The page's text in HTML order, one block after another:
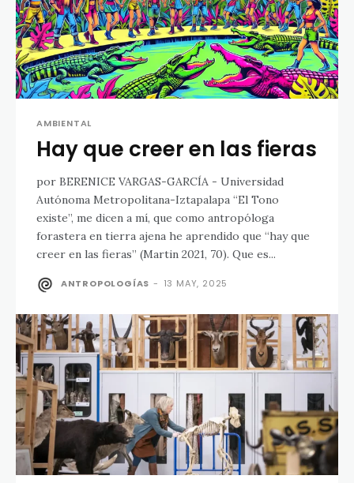
AMBIENTAL
Hay que creer en las fieras
por BERENICE VARGAS-GARCÍA - Universidad
Autónoma Metropolitana-Iztapalapa “El Tono
existe”, me dicen a mí, que como antropóloga
forastera en tierra ajena he aprendido que “hay que
creer en las fieras” (Martin 2021, 70). Que es...
ANTROPOLOGÍAS - 13 MAY, 2025